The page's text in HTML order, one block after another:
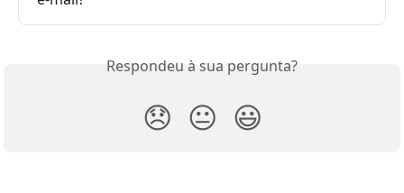
Respondeu à sua pergunta?
😞 😐 😃